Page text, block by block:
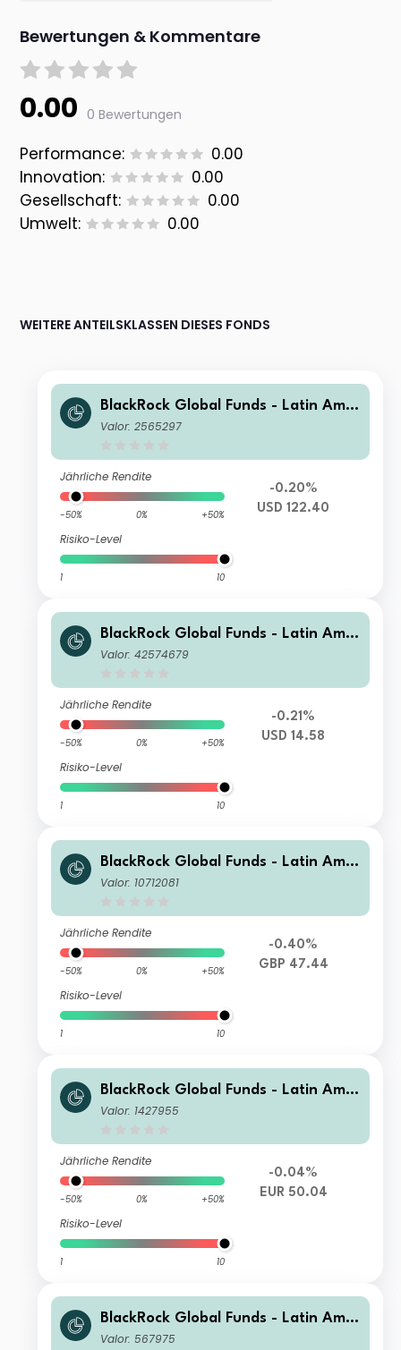
Bewertungen & Kommentare
0.00 0 Bewertungen
Performance:
0.00
Innovation:
0.00
Gesellschaft:
0.00
Umwelt:
0.00
WEITERE ANTEILSKLASSEN DIESES FONDS
BlackRock Global Funds - Latin Amer
ican Fund J2
Valor: 2565297
Jährliche Rendite
-50% 0% +50%
Risiko-Level
1 10
-0.20%
USD 122.40
BlackRock Global Funds - Latin Amer
ican Fund I2
Valor: 42574679
Jährliche Rendite
-50% 0% +50%
Risiko-Level
1 10
-0.21%
USD 14.58
BlackRock Global Funds - Latin Amer
ican Fund X4
Valor: 10712081
Jährliche Rendite
-50% 0% +50%
Risiko-Level
1 10
-0.40%
GBP 47.44
BlackRock Global Funds - Latin Amer
ican Fund C2
Valor: 1427955
Jährliche Rendite
-50% 0% +50%
Risiko-Level
1 10
-0.04%
EUR 50.04
BlackRock Global Funds - Latin Amer
ican Fund A2
Valor: 567975